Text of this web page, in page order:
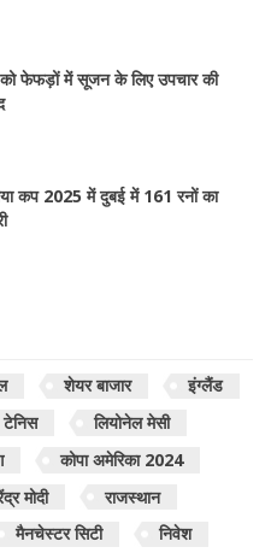
फेफड़ों में सूजन के लिए उपचार की
कप 2025 में दुबई में 161 रनों का
शेयर बाजार
इंग्लैंड
टेनिस
लियोनेल मेसी
कोपा अमेरिका 2024
मोदी
राजस्थान
मैनचेस्टर सिटी निवेश